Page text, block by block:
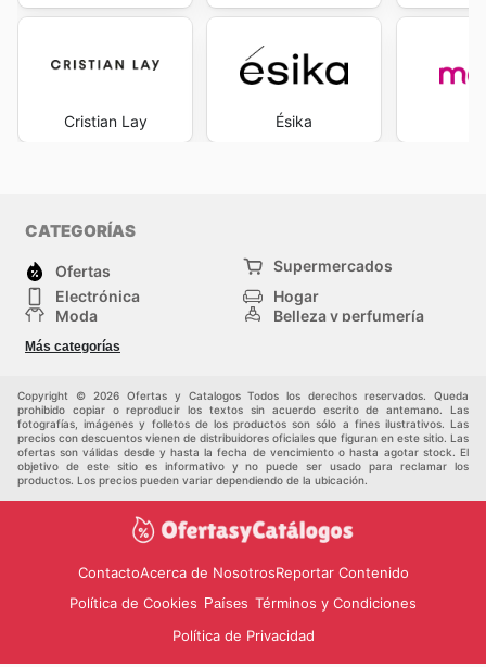
Cristian Lay Ésika
CATEGORÍAS
Ofertas
Supermercados
Electrónica
Hogar
Moda
Belleza y perfumería
Deporte
Más categorías
Copyright © 2026 Ofertas y Catalogos Todos los derechos reservados. Queda
prohibido copiar o reproducir los textos sin acuerdo escrito de antemano. Las
fotografías, imágenes y folletos de los productos son sólo a fines ilustrativos. Las
precios con descuentos vienen de distribuidores oficiales que figuran en este sitio. Las
ofertas son válidas desde y hasta la fecha de vencimiento o hasta agotar stock. El
objetivo de este sitio es informativo y no puede ser usado para reclamar los
productos. Los precios pueden variar dependiendo de la ubicación.
ContactoAcerca de NosotrosReportar Contenido
Política de Cookies Países Términos y Condiciones
Política de Privacidad